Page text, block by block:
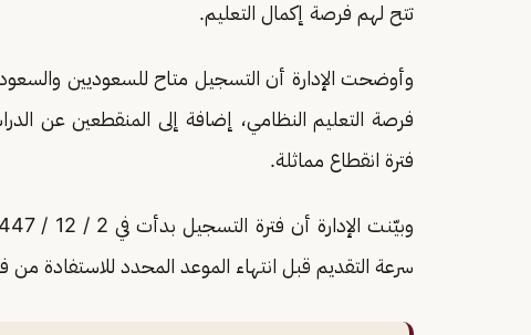
تتح لهم فرصة إكمال التعليم.
فرصة التعليم النظامي، إضافة إلى المنقطعين عن
فترة انقطاع مماثلة.
سرعة التقديم قبل انتهاء الموعد المحدد للاستفادة